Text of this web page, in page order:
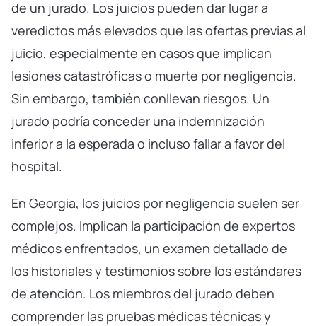
de un jurado. Los juicios pueden dar lugar a
veredictos más elevados que las ofertas previas al
juicio, especialmente en casos que implican
lesiones catastróficas o muerte por negligencia.
Sin embargo, también conllevan riesgos. Un
jurado podría conceder una indemnización
inferior a la esperada o incluso fallar a favor del
hospital.
En Georgia, los juicios por negligencia suelen ser
complejos. Implican la participación de expertos
médicos enfrentados, un examen detallado de
los historiales y testimonios sobre los estándares
de atención. Los miembros del jurado deben
comprender las pruebas médicas técnicas y